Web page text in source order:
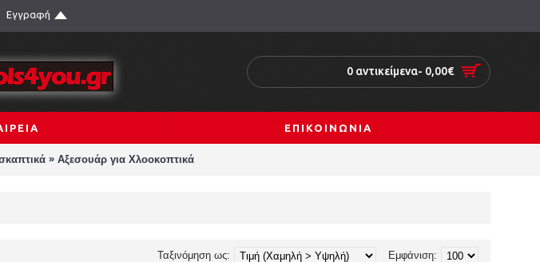
Εγγραφή
0 αντικείμενα- 0,00€
ΕΠΙΚΟΙΝΩΝΙΑ
» Αξεσουάρ για Χλοοκοπτικά
Εμφάνιση:
Ταξινόμηση ως: